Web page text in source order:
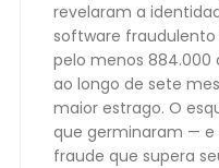
revelaram a
software fraudulento
pelo menos 884.000
ao longo de sete
maior estrago. O
que germinaram —
fraude que supera